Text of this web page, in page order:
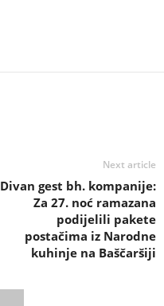
Next article
Divan gest bh. kompanije:
Za 27. noć ramazana
podijelili pakete
postačima iz Narodne
kuhinje na Baščaršiji